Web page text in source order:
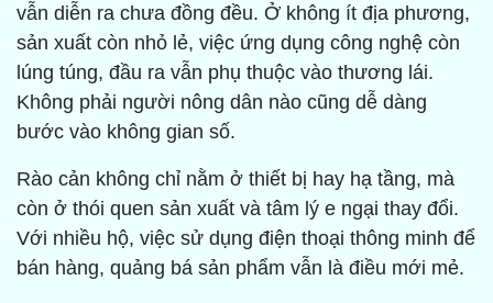
vẫn diễn ra chưa đồng đều. Ở không ít địa phương,
sản xuất còn nhỏ lẻ, việc ứng dụng công nghệ còn
lúng túng, đầu ra vẫn phụ thuộc vào thương lái.
Không phải người nông dân nào cũng dễ dàng
bước vào không gian số.
Rào cản không chỉ nằm ở thiết bị hay hạ tầng, mà
còn ở thói quen sản xuất và tâm lý e ngại thay đổi.
Với nhiều hộ, việc sử dụng điện thoại thông minh để
bán hàng, quảng bá sản phẩm vẫn là điều mới mẻ.